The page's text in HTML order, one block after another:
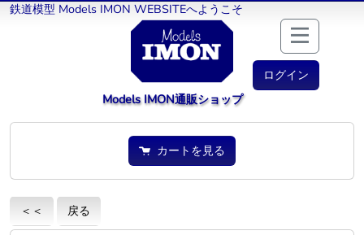
鉄道模型 Models IMON WEBSITEへようこそ
ログイン
Models IMON通販ショップ
カートを見る
＜＜ 戻る